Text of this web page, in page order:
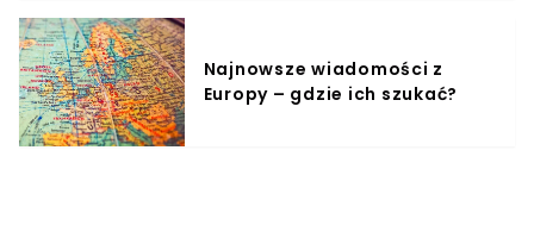
Najnowsze wiadomości z
Europy – gdzie ich szukać?